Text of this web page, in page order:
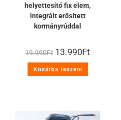
helyettesítő fix elem,
integrált erősített
kormányrúddal
19.990Ft 13.990Ft
Kosárba teszem